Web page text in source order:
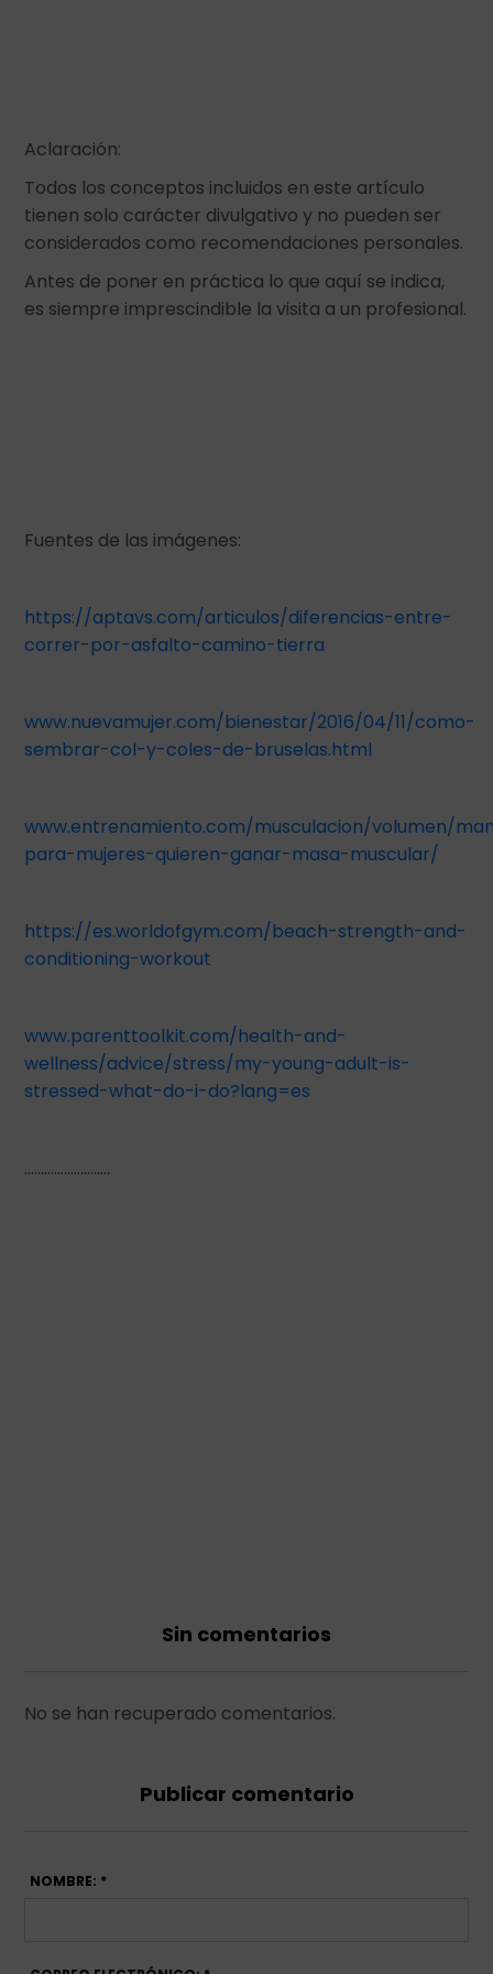
Aclaración:
Todos los conceptos incluidos en este artículo
tienen solo carácter divulgativo y no pueden ser
considerados como recomendaciones personales.
Antes de poner en práctica lo que aquí se indica,
es siempre imprescindible la visita a un profesional.
Fuentes de las imágenes:
https://aptavs.com/articulos/diferencias-entre-
correr-por-asfalto-camino-tierra
www.nuevamujer.com/bienestar/2016/04/11/como-
sembrar-col-y-coles-de-bruselas.html
www.entrenamiento.com/musculacion/volumen/
para-mujeres-quieren-ganar-masa-muscular/
https://es.worldofgym.com/beach-strength-and-
conditioning-workout
www.parenttoolkit.com/health-and-
wellness/advice/stress/my-young-adult-is-
stressed-what-do-i-do?lang=es
……………………..
Sin comentarios
No se han recuperado comentarios.
Publicar comentario
NOMBRE: *